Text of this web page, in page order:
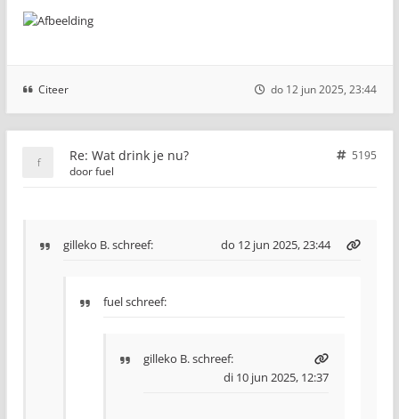
Citeer do 12 jun 2025, 23:44
Re: Wat drink je nu?
5195
doorfuel
gilleko B.schreef: do 12 jun 2025, 23:44
fuel schreef:
gilleko B.schreef:
di 10 jun 2025, 12:37